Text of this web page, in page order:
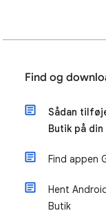
Find og
Sådan
Butik på din
Find appen
Hent
Butik